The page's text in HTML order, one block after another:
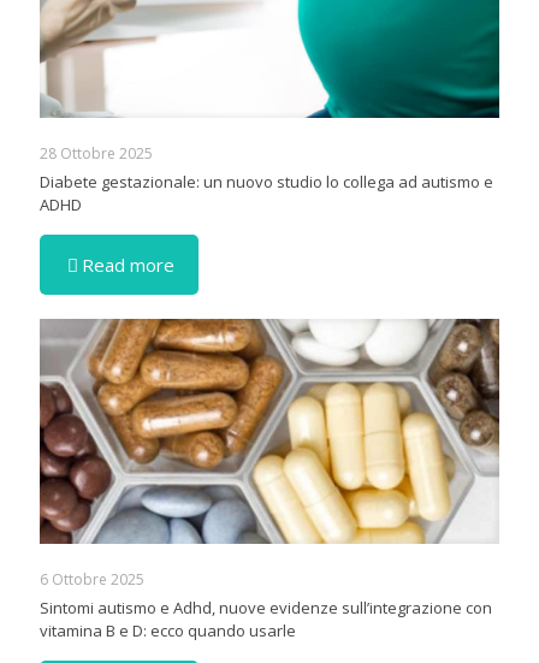
28 Ottobre 2025
Diabete gestazionale: un nuovo studio lo collega ad autismo e
ADHD
Read more
6 Ottobre 2025
Sintomi autismo e Adhd, nuove evidenze sull’integrazione con
vitamina B e D: ecco quando usarle